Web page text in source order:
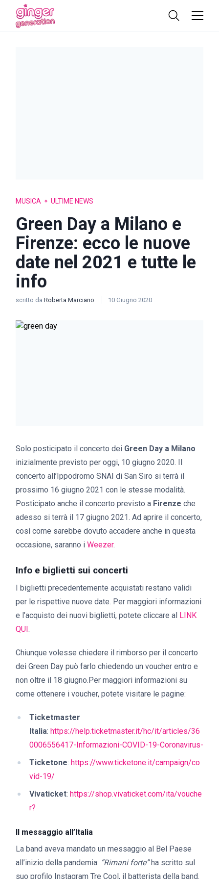
MUSICA ULTIME NEWS
Green Day a Milano e
Firenze: ecco le nuove
date nel 2021 e tutte le
info
scritto da Roberta Marciano 10 Giugno 2020
Solo posticipato il concerto dei Green Day a Milano
inizialmente previsto per oggi, 10 giugno 2020. Il
concerto all’Ippodromo SNAI di San Siro si terrà il
prossimo 16 giugno 2021 con le stesse modalità.
Posticipato anche il concerto previsto a Firenze che
adesso si terrà il 17 giugno 2021. Ad aprire il concerto,
così come sarebbe dovuto accadere anche in questa
occasione, saranno i Weezer.
Info e biglietti sui concerti
I biglietti precedentemente acquistati restano validi
per le rispettive nuove date. Per maggiori informazioni
e l’acquisto dei nuovi biglietti, potete cliccare al LINK
QUI.
Chiunque volesse chiedere il rimborso per il concerto
dei Green Day può farlo chiedendo un voucher entro e
non oltre il 18 giugno.Per maggiori informazioni su
come ottenere i voucher, potete visitare le pagine:
Ticketmaster
Italia: https://help.ticketmaster.it/hc/it/articles/36
0006556417-Informazioni-COVID-19-Coronavirus-
Ticketone: https://www.ticketone.it/campaign/co
vid-19/
Vivaticket: https://shop.vivaticket.com/ita/vouche
r?
Il messaggio all’Italia
La band aveva mandato un messaggio al Bel Paese
all’inizio della pandemia: “Rimani forte”ha scritto sul
suo profilo Instagram Tre Cool, il batterista della band.